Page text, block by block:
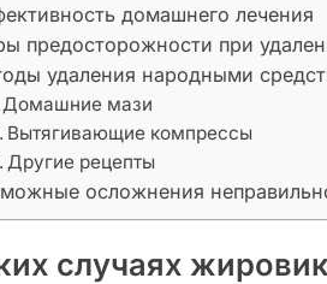
домашнего лечения
предосторожности при
удаления народными
Домашние мази
Вытягивающие компрессы
Другие рецепты
осложнения
случаях